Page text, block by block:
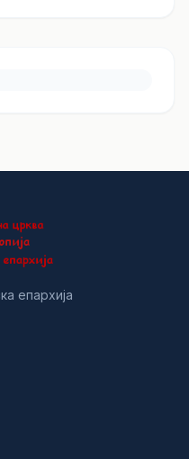
епархија